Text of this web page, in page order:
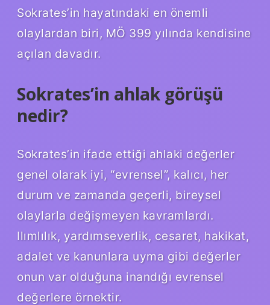
Sokrates’in hayatındaki en önemli
olaylardan biri, MÖ 399 yılında kendisine
açılan davadır.
Sokrates’in ahlak görüşü
nedir?
Sokrates’in ifade ettiği ahlaki değerler
genel olarak iyi, “evrensel”, kalıcı, her
durum ve zamanda geçerli, bireysel
olaylarla değişmeyen kavramlardı.
Ilımlılık, yardımseverlik, cesaret, hakikat,
adalet ve kanunlara uyma gibi değerler
onun var olduğuna inandığı evrensel
değerlere örnektir.